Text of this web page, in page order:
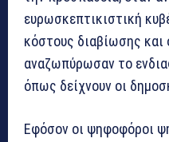
ευρωσκεπτικιστική
κόστους διαβίωσης
αναζωπύρωσαν το
όπως δείχνουν οι
Εφόσον οι ψηφοφόροι